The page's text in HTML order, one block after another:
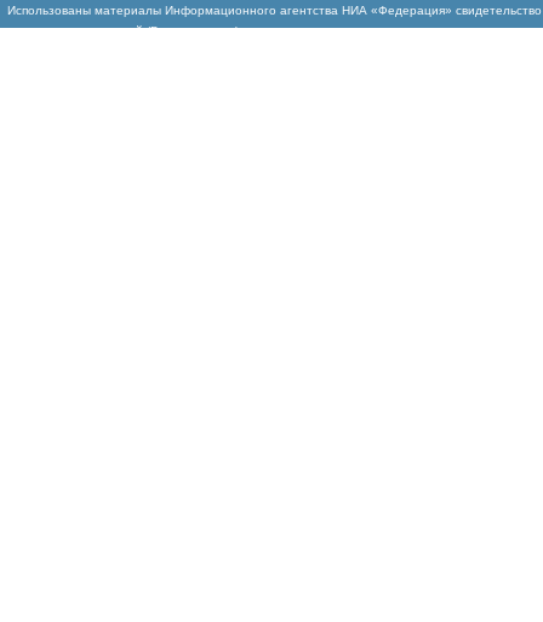
Использованы материалы Информационного агентства НИА «Федерация»
массовых коммуникаций (Роскомнадзор)